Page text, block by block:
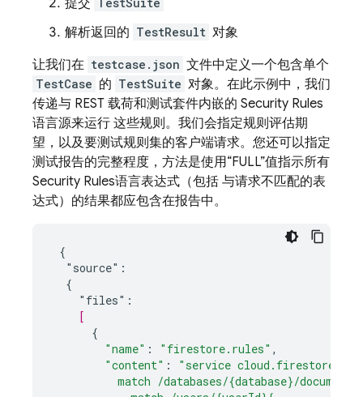
提交
解析返回的 TestResult 对象
让我们在 testcase.json 文件中定义一个包含单个
TestCase 的 TestSuite 对象。在此示例中，我们
传递与 REST 载荷和测试套件内嵌的 Security Rules
语言源来运行 这些规则。我们会指定规则评估期
望，以及要测试规则集的客户端请求。您还可以指定
测试报告的完整程度，方法是使用“FULL”值指示所有
Security Rules语言表达式（包括 与请求不匹配的表
达式）的结果都应包含在报告中。
{
"source":
{
"files":
[
{
"name" : "firestore.rules" ,
"content" :
"service cloud.firestore {
match /databases/{database}/documents